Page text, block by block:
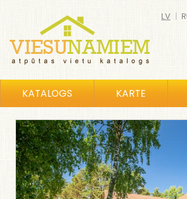
LV |
KATALOGS KARTE